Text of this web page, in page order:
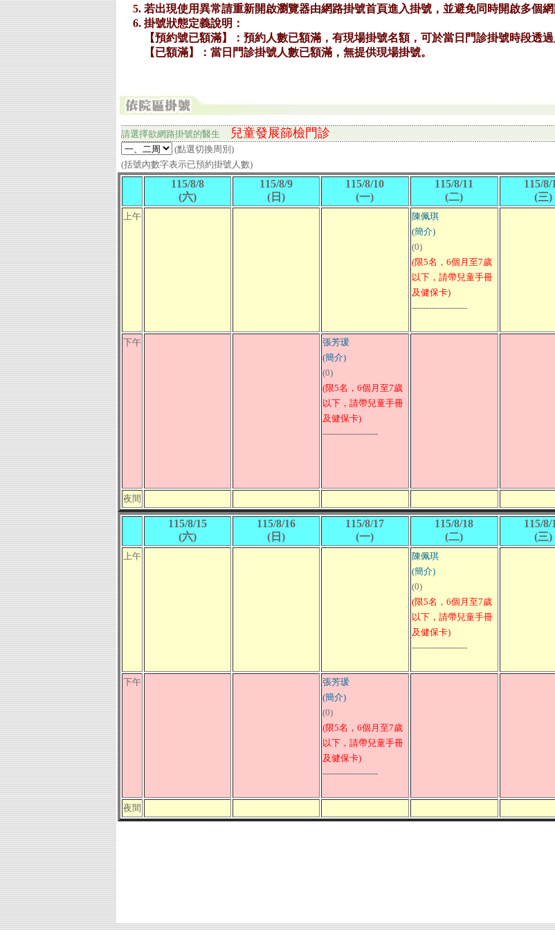
請選擇欲網路掛號的醫生 兒童發展篩檢門診
(點選切換周別)
(括號內數字表示已預約掛號人數)
115/8/8
(六)
115/8/9
(日)
115/8/10
(一)
115/8/11
(二)
115/8/
(三)
上午
陳佩琪
(簡介)
(0)
(限5名，6個月至7歲
以下，請帶兒童手冊
及健保卡)
--------------------
下午
張芳瑗
(簡介)
(0)
(限5名，6個月至7歲
以下，請帶兒童手冊
及健保卡)
--------------------
夜間
115/8/15
(六)
115/8/16
(日)
115/8/17
(一)
115/8/18
(二)
115/8/
(三)
上午
陳佩琪
(簡介)
(0)
(限5名，6個月至7歲
以下，請帶兒童手冊
及健保卡)
--------------------
下午
張芳瑗
(簡介)
(0)
(限5名，6個月至7歲
以下，請帶兒童手冊
及健保卡)
--------------------
夜間